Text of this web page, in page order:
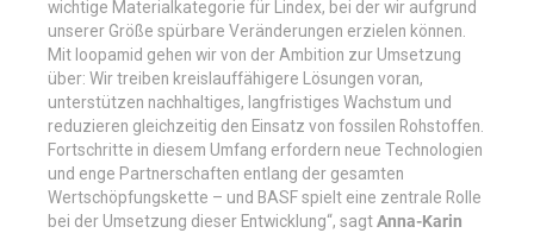
wichtige Materialkategorie für Lindex, bei der wir aufgrund
unserer Größe spürbare Veränderungen erzielen können.
Mit loopamid gehen wir von der Ambition zur Umsetzung
über: Wir treiben kreislauffähigere Lösungen voran,
unterstützen nachhaltiges, langfristiges Wachstum und
reduzieren gleichzeitig den Einsatz von fossilen Rohstoffen.
Fortschritte in diesem Umfang erfordern neue Technologien
und enge Partnerschaften entlang der gesamten
Wertschöpfungskette – und BASF spielt eine zentrale Rolle
bei der Umsetzung dieser Entwicklung“, sagtAnna-Karin